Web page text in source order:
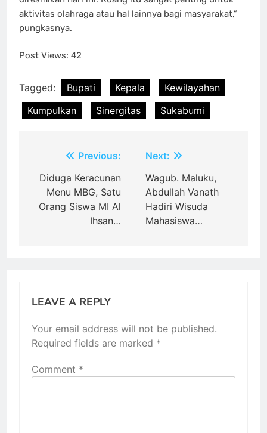
aktivitas olahraga atau hal lainnya bagi masyarakat,”
pungkasnya.
Post Views: 42
Tagged: Bupati Kepala
Kewilayahan
Kumpulkan
Sinergitas Sukabumi
navigation
Previous:
Diduga Keracunan
Menu MBG, Satu
Orang Siswa MI Al
Ihsan…
Next:
Wagub. Maluku,
Abdullah Vanath
Hadiri Wisuda
Mahasiswa…
LEAVE A REPLY
Your email address will not be published.
Required fields are marked *
Comment *